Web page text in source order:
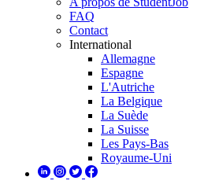
FAQ
Contact
International
Allemagne
Espagne
L'Autriche
La Belgique
La Suède
La Suisse
Les Pays-Bas
Royaume-Uni